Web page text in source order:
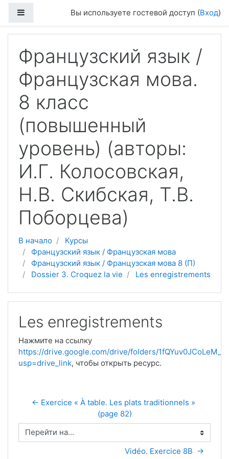
Боковая панельВы используете гостевой доступ (Вход)
Французский язык /
Французская мова.
8 класс
(повышенный
уровень) (авторы:
И.Г. Колосовская,
Н.В. Скибская, Т.В.
Поборцева)
В начало
Курсы
Французский язык / Французская мова
Французский язык / Французская мова 8 (П)
Dossier 3. Croquez la vie
Les enregistrements
Les enregistrements
Нажмите на ссылку
https://drive.google.com/drive/folders/
usp=drive_link, чтобы открыть ресурс.
← Exercice « À table. Les plats traditionnels »
(page 82)
Перейти на...
Vidéo. Exercice 8B  →